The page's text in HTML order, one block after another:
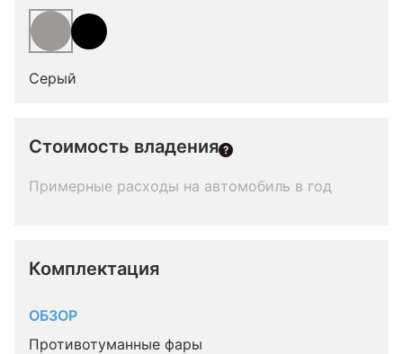
Серый
Стоимость владения
Примерные расходы на автомобиль в год
Комплектация
ОБЗОР
Противотуманные фары